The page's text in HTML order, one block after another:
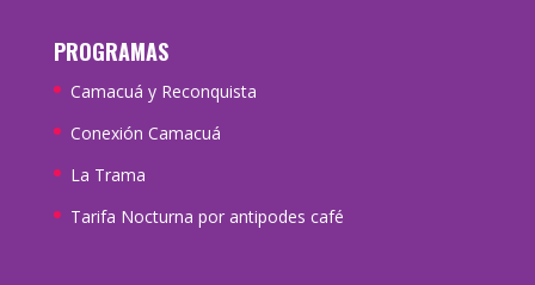
PROGRAMAS
Camacuá y Reconquista
Conexión Camacuá
La Trama
Tarifa Nocturna por antipodes café